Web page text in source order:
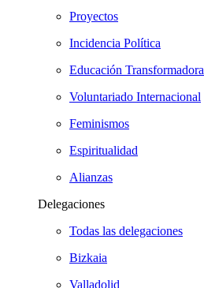
Proyectos
Incidencia Política
Educación Transformadora
Voluntariado Internacional
Feminismos
Espiritualidad
Alianzas
Delegaciones
Todas las delegaciones
Bizkaia
Valladolid